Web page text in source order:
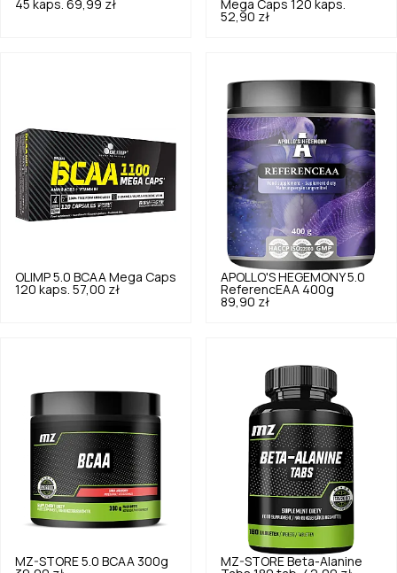
45 kaps. 69,99 zł
Mega Caps 120 kaps.
52,90 zł
OLIMP 5.0 BCAA Mega Caps
120 kaps. 57,00 zł
APOLLO'S HEGEMONY 5.0
ReferencEAA 400g
89,90 zł
MZ-STORE 5.0 BCAA 300g
MZ-STORE Beta-Alanine